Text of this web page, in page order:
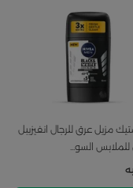
مزيل عرق للرجال انفيزيبل
للملابس السو...